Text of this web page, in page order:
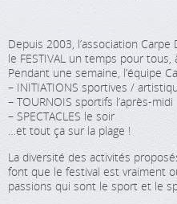
Depuis 2003, l’association
le FESTIVAL un temps pour tous,
Pendant une semaine, l’équipe
– INITIATIONS sportives /
– TOURNOIS sportifs l’après-midi
– SPECTACLES le soir
…et tout ça sur la plage !
La diversité des activités
font que le festival est vraiment
passions qui sont le sport et le